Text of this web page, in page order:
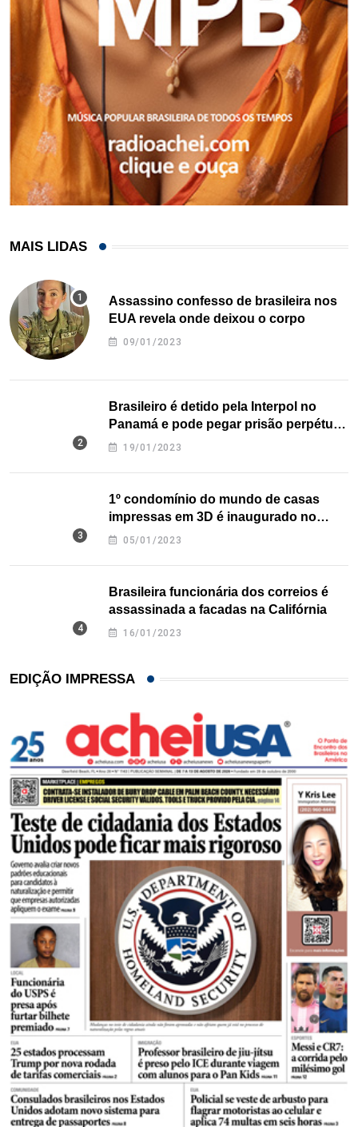
MAIS LIDAS
Assassino confesso de brasileira nos
EUA revela onde deixou o corpo
09/01/2023
Brasileiro é detido pela Interpol no
Panamá e pode pegar prisão perpétua
nos EUA
19/01/2023
1º condomínio do mundo de casas
impressas em 3D é inaugurado no
Texas
05/01/2023
Brasileira funcionária dos correios é
assassinada a facadas na Califórnia
16/01/2023
EDIÇÃO IMPRESSA